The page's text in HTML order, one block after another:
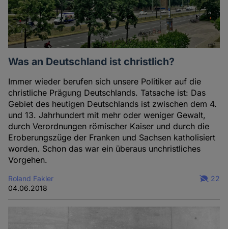
Was an Deutschland ist christlich?
Immer wieder berufen sich unsere Politiker auf die
christliche Prägung Deutschlands. Tatsache ist: Das
Gebiet des heutigen Deutschlands ist zwischen dem 4.
und 13. Jahrhundert mit mehr oder weniger Gewalt,
durch Verordnungen römischer Kaiser und durch die
Eroberungszüge der Franken und Sachsen katholisiert
worden. Schon das war ein überaus unchristliches
Vorgehen.
Roland Fakler
04.06.2018
22